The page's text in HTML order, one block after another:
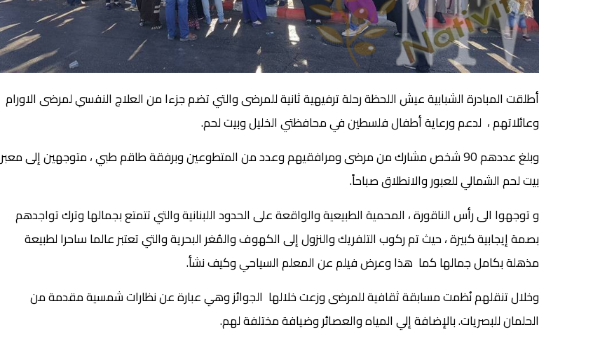
أطلقت المبادرة الشبابية عيش اللحظة رحلة ترفيهية ثانية للمرضى والتي تضم جزءا من العلاج النفسي لمرضى الاورام
وعائلاتهم ، لدعم ورعاية أطفال فلسطين في محافظتي الخليل وبيت لحم.
وبلغ عددهم 90 شخص مشارك من مرضى ومرافقيهم وعدد من المتطوعين وبرفقة طاقم طبي ، متوجهين إلى معبر
بيت لحم الشمالي للعبور والانطلاق صباحاً.
و توجهوا الى رأس الناقورة ، المحمية الطبيعية والواقعة على الحدود اللبنانية والتي تتمتع بجمالها وترك تواجدهم
بصمة إيجابية كبيرة ، حيث تم ركوب التلفريك والنزول إلى الكهوف والمُغر البحرية والتي تعتبر عالما ساحرا لطبيعة
مذهلة بكامل جمالها كما هذا وعرض فيلم عن المعلم السياحي وكيف نشأ.
وخلال تنقلهم نُظمت مسابقة ثقافية للمرضى وزعت خلالها الجوائز وهي عبارة عن نظارات شمسية مقدمة من
الحلمان للبصريات. بالإضافة إلي المياه والعصائر وضيافة مختلفة لهم.